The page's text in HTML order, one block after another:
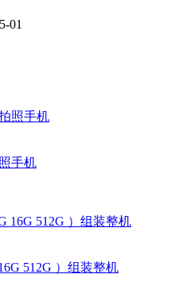
01
手机
512G ）组装整机